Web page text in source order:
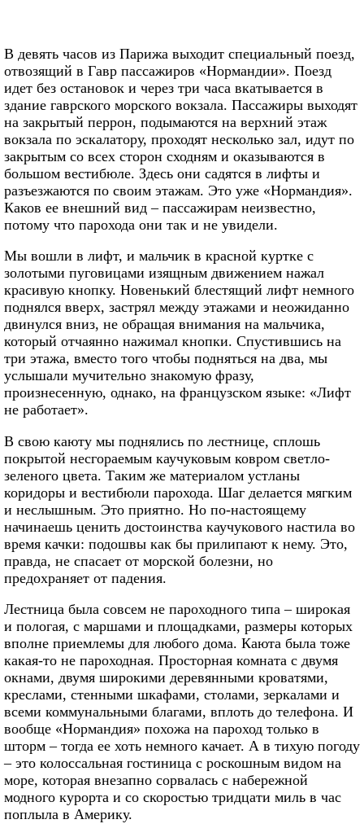
В девять часов из Парижа выходит специальный поезд,
отвозящий в Гавр пассажиров «Нормандии». Поезд
идет без остановок и через три часа вкатывается в
здание гаврского морского вокзала. Пассажиры выходят
на закрытый перрон, подымаются на верхний этаж
вокзала по эскалатору, проходят несколько зал, идут по
закрытым со всех сторон сходням и оказываются в
большом вестибюле. Здесь они садятся в лифты и
разъезжаются по своим этажам. Это уже «Нормандия».
Каков ее внешний вид – пассажирам неизвестно,
потому что парохода они так и не увидели.
Мы вошли в лифт, и мальчик в красной куртке с
золотыми пуговицами изящным движением нажал
красивую кнопку. Новенький блестящий лифт немного
поднялся вверх, застрял между этажами и неожиданно
двинулся вниз, не обращая внимания на мальчика,
который отчаянно нажимал кнопки. Спустившись на
три этажа, вместо того чтобы подняться на два, мы
услышали мучительно знакомую фразу,
произнесенную, однако, на французском языке: «Лифт
не работает».
В свою каюту мы поднялись по лестнице, сплошь
покрытой несгораемым каучуковым ковром светло-
зеленого цвета. Таким же материалом устланы
коридоры и вестибюли парохода. Шаг делается мягким
и неслышным. Это приятно. Но по-настоящему
начинаешь ценить достоинства каучукового настила во
время качки: подошвы как бы прилипают к нему. Это,
правда, не спасает от морской болезни, но
предохраняет от падения.
Лестница была совсем не пароходного типа – широкая
и пологая, с маршами и площадками, размеры которых
вполне приемлемы для любого дома. Каюта была тоже
какая-то не пароходная. Просторная комната с двумя
окнами, двумя широкими деревянными кроватями,
креслами, стенными шкафами, столами, зеркалами и
всеми коммунальными благами, вплоть до телефона. И
вообще «Нормандия» похожа на пароход только в
шторм – тогда ее хоть немного качает. А в тихую погоду
– это колоссальная гостиница с роскошным видом на
море, которая внезапно сорвалась с набережной
модного курорта и со скоростью тридцати миль в час
поплыла в Америку.